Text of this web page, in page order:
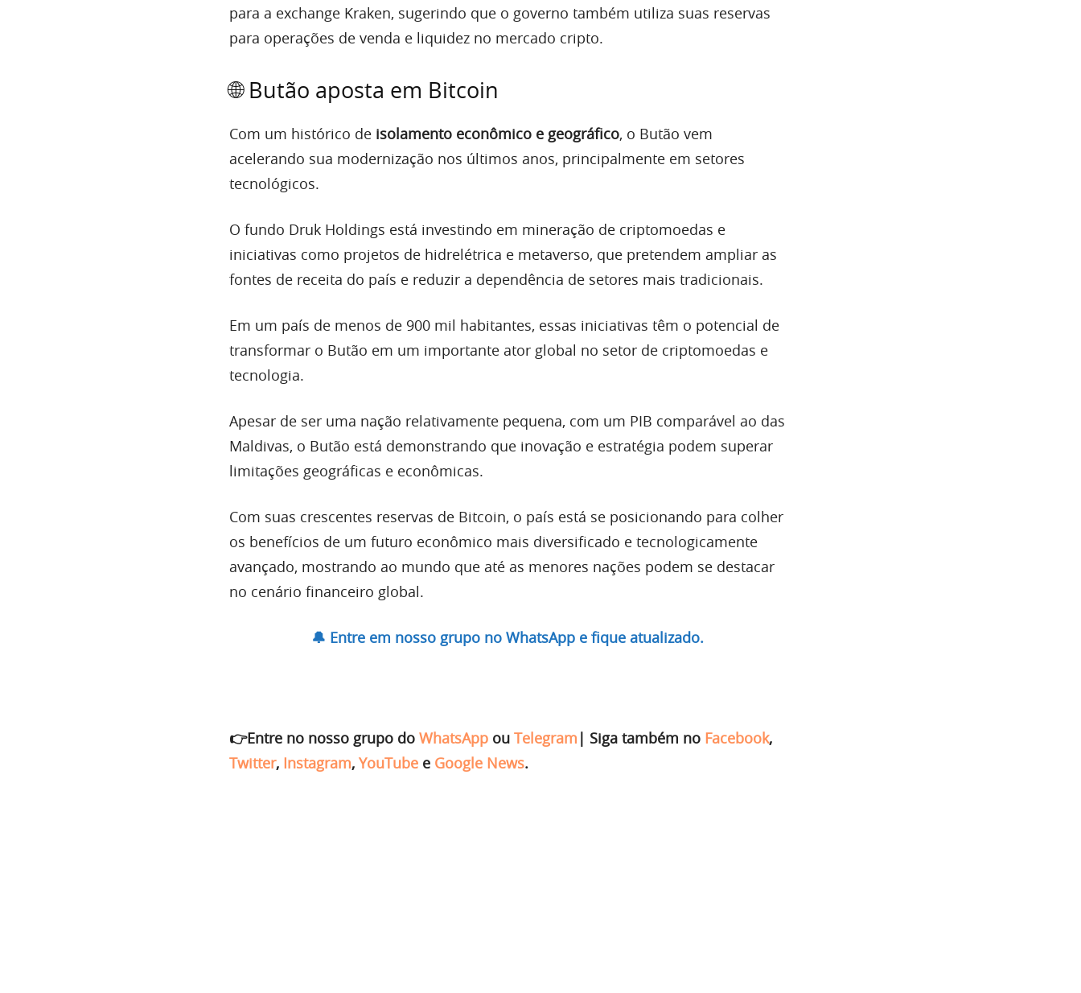
para a exchange Kraken, sugerindo que o governo também utiliza suas reservas
para operações de venda e liquidez no mercado cripto.
🌐 Butão aposta em Bitcoin
Com um histórico de isolamento econômico e geográfico, o Butão vem
acelerando sua modernização nos últimos anos, principalmente em setores
tecnológicos.
O fundo Druk Holdings está investindo em mineração de criptomoedas e
iniciativas como projetos de hidrelétrica e metaverso, que pretendem ampliar as
fontes de receita do país e reduzir a dependência de setores mais tradicionais.
Em um país de menos de 900 mil habitantes, essas iniciativas têm o potencial de
transformar o Butão em um importante ator global no setor de criptomoedas e
tecnologia.
Apesar de ser uma nação relativamente pequena, com um PIB comparável ao das
Maldivas, o Butão está demonstrando que inovação e estratégia podem superar
limitações geográficas e econômicas.
Com suas crescentes reservas de Bitcoin, o país está se posicionando para colher
os benefícios de um futuro econômico mais diversificado e tecnologicamente
avançado, mostrando ao mundo que até as menores nações podem se destacar
no cenário financeiro global.
🔔 Entre em nosso grupo no WhatsApp e fique atualizado.
👉Entre no nosso grupo do WhatsApp ou Telegram | Siga também no Facebook,
Twitter, Instagram, YouTube e Google News.